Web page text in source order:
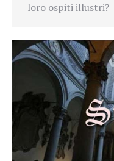
loro ospiti illustri?